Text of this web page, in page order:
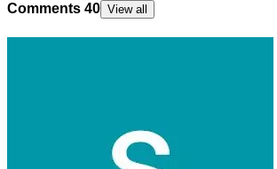
Comments 40 View all